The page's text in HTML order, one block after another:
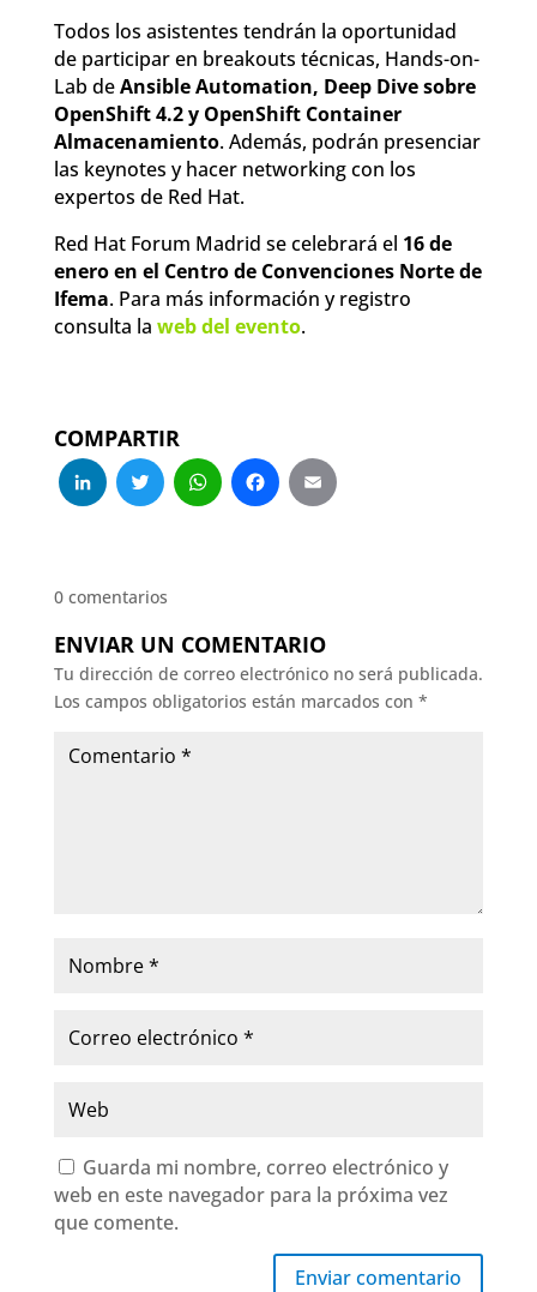
Todos los asistentes tendrán la oportunidad
de participar en breakouts técnicas, Hands-on-
Lab deAnsible Automation, Deep Dive sobre
OpenShift 4.2 y OpenShift Container
Almacenamiento. Además, podrán presenciar
las keynotes y hacer networking con los
expertos de Red Hat.
Red Hat Forum Madrid se celebrará el 16 de
enero en el Centro de Convenciones Norte de
Ifema. Para más información y registro
consulta la web del evento.
COMPARTIR
LinkedIn
Twitter
WhatsApp
Facebook
0 comentarios
ENVIAR UN COMENTARIO
Tu dirección de correo electrónico no será publicada.
Los campos obligatorios están marcados con *
Guarda mi nombre, correo electrónico y
web en este navegador para la próxima vez
que comente.
Enviar comentario